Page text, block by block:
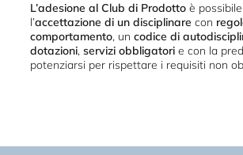
L’adesione al Club di Prodotto è
l’accettazione di un disciplinare con
comportamento, uncodice di
dotazioni,servizi obbligatorie con la
potenziarsi per rispettare i requisiti non